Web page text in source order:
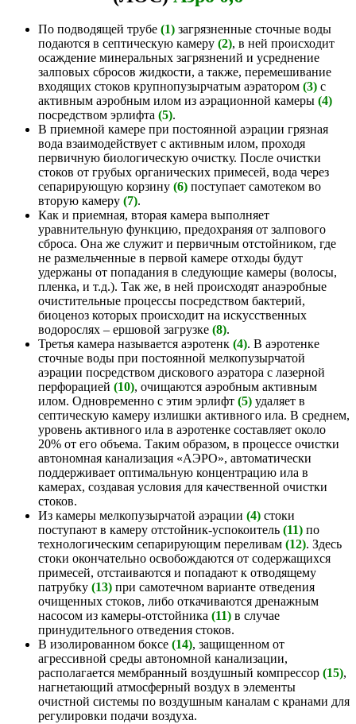
По подводящей трубе (1) загрязненные сточные воды
подаются в септическую камеру (2), в ней происходит
осаждение минеральных загрязнений и усреднение
залповых сбросов жидкости, а также, перемешивание
входящих стоков крупнопузырчатым аэратором (3) с
активным аэробным илом из аэрационной камеры (4)
посредством эрлифта (5).
В приемной камере при постоянной аэрации грязная
вода взаимодействует с активным илом, проходя
первичную биологическую очистку. После очистки
стоков от грубых органических примесей, вода через
сепарирующую корзину (6) поступает самотеком во
вторую камеру (7).
Как и приемная, вторая камера выполняет
уравнительную функцию, предохраняя от залпового
сброса. Она же служит и первичным отстойником, где
не размельченные в первой камере отходы будут
удержаны от попадания в следующие камеры (волосы,
пленка, и т.д.). Так же, в ней происходят анаэробные
очистительные процессы посредством бактерий,
биоценоз которых происходит на искусственных
водорослях – ершовой загрузке (8).
Третья камера называется аэротенк (4). В аэротенке
сточные воды при постоянной мелкопузырчатой
аэрации посредством дискового аэратора с лазерной
перфорацией (10), очищаются аэробным активным
илом. Одновременно с этим эрлифт (5) удаляет в
септическую камеру излишки активного ила. В среднем,
уровень активного ила в аэротенке составляет около
20% от его объема. Таким образом, в процессе очистки
автономная канализация «АЭРО», автоматически
поддерживает оптимальную концентрацию ила в
камерах, создавая условия для качественной очистки
стоков.
Из камеры мелкопузырчатой аэрации (4) стоки
поступают в камеру отстойник-успокоитель (11) по
технологическим сепарирующим переливам (12). Здесь
стоки окончательно освобождаются от содержащихся
примесей, отстаиваются и попадают к отводящему
патрубку (13) при самотечном варианте отведения
очищенных стоков, либо откачиваются дренажным
насосом из камеры-отстойника (11) в случае
принудительного отведения стоков.
В изолированном боксе (14), защищенном от
агрессивной среды автономной канализации,
располагается мембранный воздушный компрессор (15),
нагнетающий атмосферный воздух в элементы
очистной системы по воздушным каналам с кранами для
регулировки подачи воздуха.